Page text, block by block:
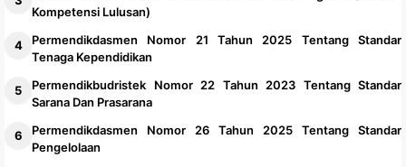
Kompetensi Lulusan)
Permendikdasmen Nomor 21 Tahun 2025 Tentang Standar
Tenaga Kependidikan
Permendikbudristek Nomor 22 Tahun 2023 Tentang Standar
Sarana Dan Prasarana
Permendikdasmen Nomor 26 Tahun 2025 Tentang Standar
Pengelolaan